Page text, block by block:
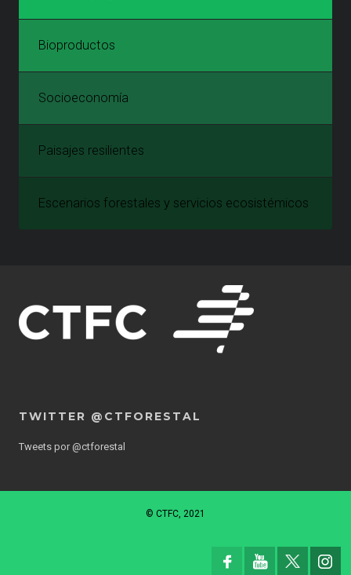
Bioproductos
Socioeconomía
Paisajes resilientes
Escenarios forestales y servicios ecosistémicos
TWITTER @CTFORESTAL
Tweets por @ctforestal
© CTFC, 2021